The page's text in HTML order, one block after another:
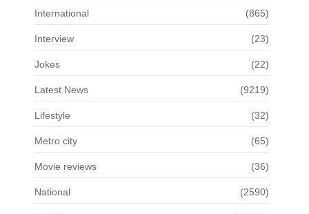
International (865)
Interview (23)
Jokes (22)
Latest News (9219)
Lifestyle (32)
Metro city (65)
Movie reviews (36)
National (2590)